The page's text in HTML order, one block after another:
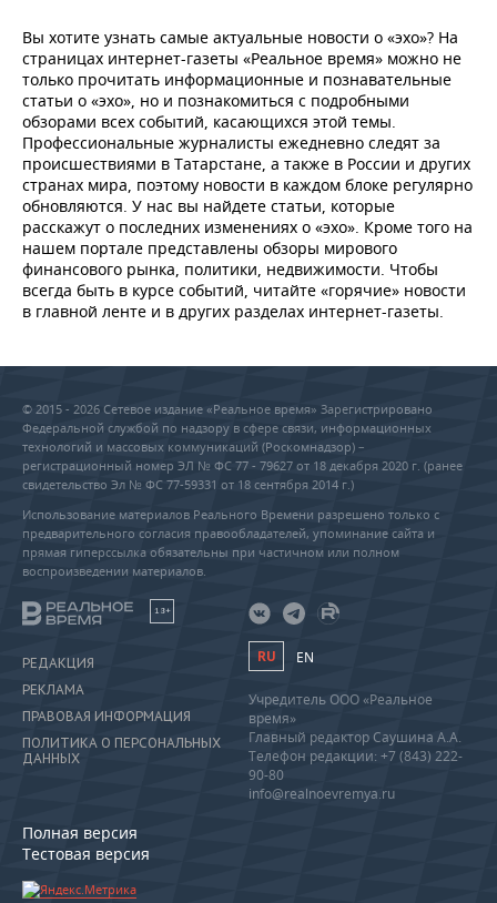
Вы хотите узнать самые актуальные новости о «эхо»? На
страницах интернет-газеты «Реальное время» можно не
только прочитать информационные и познавательные
статьи о «эхо», но и познакомиться с подробными
обзорами всех событий, касающихся этой темы.
Профессиональные журналисты ежедневно следят за
происшествиями в Татарстане, а также в России и других
странах мира, поэтому новости в каждом блоке регулярно
обновляются. У нас вы найдете статьи, которые
расскажут о последних изменениях о «эхо». Кроме того на
нашем портале представлены обзоры мирового
финансового рынка, политики, недвижимости. Чтобы
всегда быть в курсе событий, читайте «горячие» новости
в главной ленте и в других разделах интернет-газеты.
© 2015 - 2026 Сетевое издание «Реальное время» Зарегистрировано
Федеральной службой по надзору в сфере связи, информационных
технологий и массовых коммуникаций (Роскомнадзор) –
регистрационный номер ЭЛ № ФС 77 - 79627 от 18 декабря 2020 г. (ранее
свидетельство Эл № ФС 77-59331 от 18 сентября 2014 г.)
Использование материалов Реального Времени разрешено только с
предварительного согласия правообладателей, упоминание сайта и
прямая гиперссылка обязательны при частичном или полном
воспроизведении материалов.
18+
РЕДАКЦИЯ
РЕКЛАМА
ПРАВОВАЯ ИНФОРМАЦИЯ
ПОЛИТИКА О ПЕРСОНАЛЬНЫХ
ДАННЫХ
Полная версия
Тестовая версия
RU EN
Учредитель ООО «Реальное
время»
Главный редактор Саушина А.А.
Телефон редакции: +7 (843) 222-
90-80
info@realnoevremya.ru